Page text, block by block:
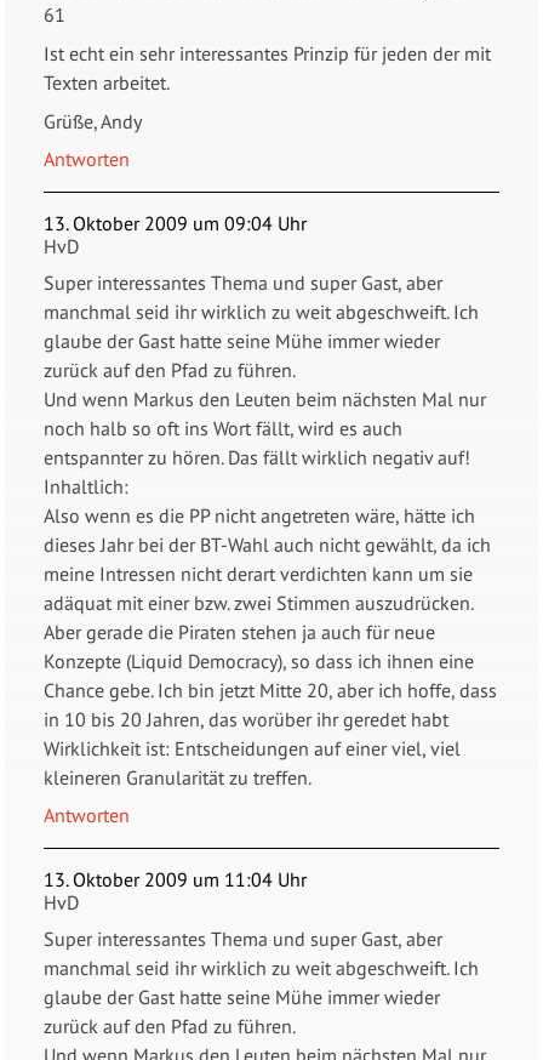
61
Ist echt ein sehr interessantes Prinzip für jeden der mit
Texten arbeitet.
Grüße, Andy
Antworten
13. Oktober 2009 um 09:04 Uhr
HvD
Super interessantes Thema und super Gast, aber
manchmal seid ihr wirklich zu weit abgeschweift. Ich
glaube der Gast hatte seine Mühe immer wieder
zurück auf den Pfad zu führen.
Und wenn Markus den Leuten beim nächsten Mal nur
noch halb so oft ins Wort fällt, wird es auch
entspannter zu hören. Das fällt wirklich negativ auf!
Inhaltlich:
Also wenn es die PP nicht angetreten wäre, hätte ich
dieses Jahr bei der BT-Wahl auch nicht gewählt, da ich
meine Intressen nicht derart verdichten kann um sie
adäquat mit einer bzw. zwei Stimmen auszudrücken.
Aber gerade die Piraten stehen ja auch für neue
Konzepte (Liquid Democracy), so dass ich ihnen eine
Chance gebe. Ich bin jetzt Mitte 20, aber ich hoffe, dass
in 10 bis 20 Jahren, das worüber ihr geredet habt
Wirklichkeit ist: Entscheidungen auf einer viel, viel
kleineren Granularität zu treffen.
Antworten
13. Oktober 2009 um 11:04 Uhr
HvD
Super interessantes Thema und super Gast, aber
manchmal seid ihr wirklich zu weit abgeschweift. Ich
glaube der Gast hatte seine Mühe immer wieder
zurück auf den Pfad zu führen.
Und wenn Markus den Leuten beim nächsten Mal nur